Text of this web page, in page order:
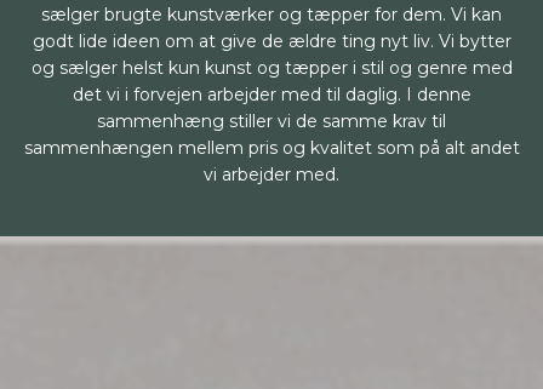
sælger brugte kunstværker og tæpper for dem. Vi kan
godt lide ideen om at give de ældre ting nyt liv. Vi bytter
og sælger helst kun kunst og tæpper i stil og genre med
det vi i forvejen arbejder med til daglig. I denne
sammenhæng stiller vi de samme krav til
sammenhængen mellem pris og kvalitet som på alt andet
vi arbejder med.